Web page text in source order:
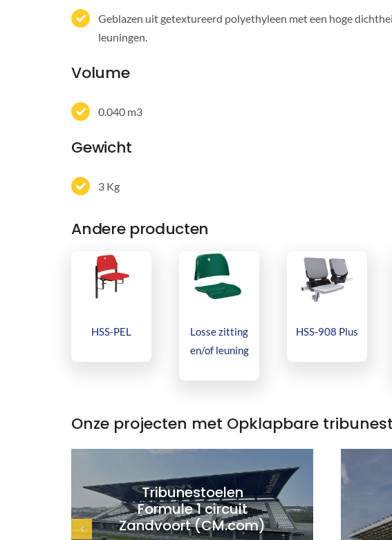
Geblazen uit getextureerd polyethyleen met een hoge
leuningen.
Volume
0.040 m3
Gewicht
3 Kg
Andere producten
HSS-PEL
Losse zitting
en/of leuning
HSS-908 Plus
Onze projecten met Opklapbare
Tribunestoelen
Formule 1 circuit
Zandvoort (CM.com)